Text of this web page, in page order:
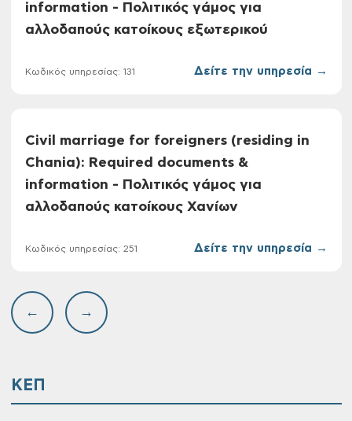
information - Πολιτικός γάμος για
αλλοδαπούς κατοίκους εξωτερικού
Κωδικός υπηρεσίας: 131 Δείτε την υπηρεσία →
Civil marriage for foreigners (residing in
Chania): Required documents &
information - Πολιτικός γάμος για
αλλοδαπούς κατοίκους Χανίων
Κωδικός υπηρεσίας: 251 Δείτε την υπηρεσία →
← →
ΚΕΠ